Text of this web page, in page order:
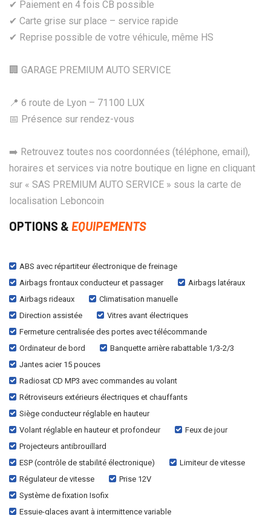
✔ Paiement en 4 fois CB possible
✔ Carte grise sur place – service rapide
✔ Reprise possible de votre véhicule, même HS
🏢 GARAGE PREMIUM AUTO SERVICE
📍 6 route de Lyon – 71100 LUX
📅 Présence sur rendez-vous
➡️ Retrouvez toutes nos coordonnées (téléphone, email),
horaires et services via notre boutique en ligne en cliquant
sur « SAS PREMIUM AUTO SERVICE » sous la carte de
localisation Leboncoin
OPTIONS & EQUIPEMENTS
ABS avec répartiteur électronique de freinage
Airbags frontaux conducteur et passager
Airbags latéraux
Airbags rideaux
Climatisation manuelle
Direction assistée
Vitres avant électriques
Fermeture centralisée des portes avec télécommande
Ordinateur de bord
Banquette arrière rabattable 1/3-2/3
Jantes acier 15 pouces
Radiosat CD MP3 avec commandes au volant
Rétroviseurs extérieurs électriques et chauffants
Siège conducteur réglable en hauteur
Volant réglable en hauteur et profondeur
Feux de jour
Projecteurs antibrouillard
ESP (contrôle de stabilité électronique)
Limiteur de vitesse
Régulateur de vitesse
Prise 12V
Système de fixation Isofix
Essuie-glaces avant à intermittence variable